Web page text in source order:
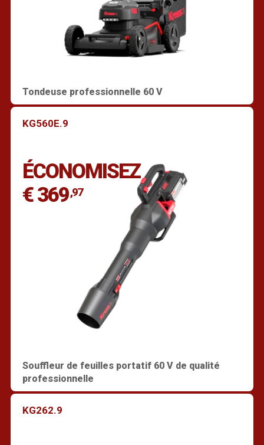
Tondeuse professionnelle 60 V
KG560E.9
ÉCONOMISEZ
€ 369,97
Souffleur de feuilles portatif 60 V de qualité
professionnelle
KG262.9